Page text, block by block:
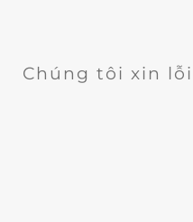
Chúng tôi xin